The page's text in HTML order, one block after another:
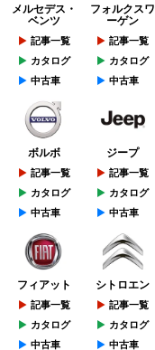
メルセデス・
ベンツ
記事一覧
カタログ
中古車
フォルクスワ
ーゲン
記事一覧
カタログ
中古車
ボルボ
記事一覧
カタログ
中古車
ジープ
記事一覧
カタログ
中古車
フィアット
記事一覧
カタログ
中古車
シトロエン
記事一覧
カタログ
中古車